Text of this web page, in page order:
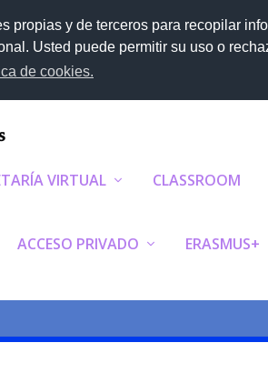
propias y de terceros para recopilar
Usted puede permitir su uso o
de cookies.
ACTIVIDADES DE BIOLOGÍA-
VIRTUAL CLASSROOM
ACCESO PRIVADO ERASMUS+